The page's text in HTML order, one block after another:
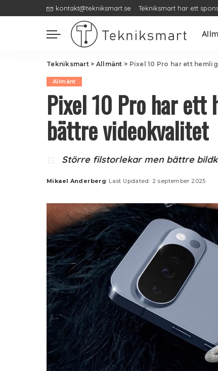
kontakt@tekniksmart.se Tekniksmart har ett
Tekniksmart> Allmänt > Pixel 10 Pro har ett
Allmänt
Pixel 10 Pro har
bättre videokvalitet
Större filstorlekar men bättre
Posted
Mikael Anderberg Last Updated: 2 september 2025